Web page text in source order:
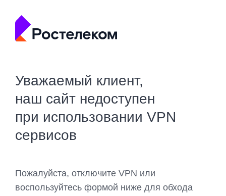
Уважаемый клиент,
наш сайт недоступен
при использовании VPN
сервисов
Пожалуйста, отключите VPN или
воспользуйтесь формой ниже для обхода